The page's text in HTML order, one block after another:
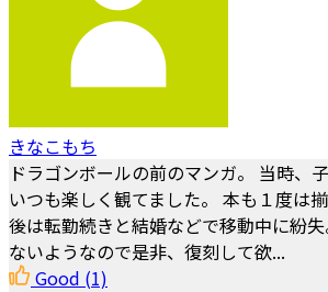
きなこもち
ドラゴンボールの前のマンガ。 当時、
いつも楽しく観てました。 本も１度は
後は転勤続きと結婚などで移動中に紛
ないようなので是非、復刻して欲...
Good (1)